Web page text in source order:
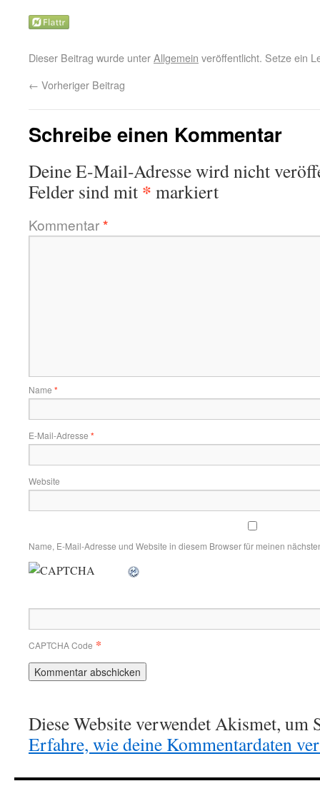
Dieser Beitrag wurde unterAllgemein veröffentlicht. Setze ein
← Vorheriger Beitrag
Schreibe einen Kommentar
Deine E-Mail-Adresse wird nicht
Felder sind mit * markiert
Kommentar*
Name *
E-Mail-Adresse *
Website
Name, E-Mail-Adresse und Website in diesem Browser für meinen
CAPTCHA Code *
Diese Website verwendet Akismet, um
Erfahre, wie deine Kommentardaten